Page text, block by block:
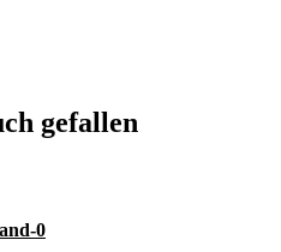
gefallen